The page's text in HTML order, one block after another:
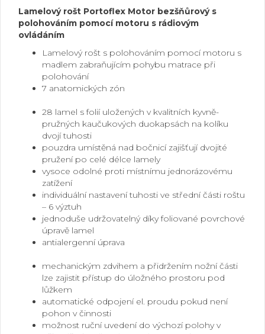
Lamelový rošt Portoflex Motor bezšňůrový s
polohováním pomocí motoru s rádiovým
ovládáním
Lamelový rošt s polohováním pomocí motoru s
madlem zabraňujícím pohybu matrace při
polohování
7 anatomických zón
28 lamel s folií uložených v kvalitních kyvně-
pružných kaučukových duokapsách na kolíku
dvojí tuhosti
pouzdra umístěná nad bočnicí zajišťují dvojité
pružení po celé délce lamely
vysoce odolné proti místnímu jednorázovému
zatížení
individuální nastavení tuhosti ve střední části roštu
– 6 výztuh
jednoduše udržovatelný díky foliované povrchové
úpravě lamel
antialergenní úprava
mechanickým zdvihem a přidržením nožní části
lze zajistit přístup do úložného prostoru pod
lůžkem
automatické odpojení el. proudu pokud není
pohon v činnosti
možnost ruční uvedení do výchozí polohy v